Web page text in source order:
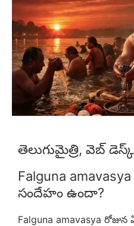
తెలుగుమైత్రి, వెబ్
Falguna
సందేహం ఉందా?
Falguna amavasya